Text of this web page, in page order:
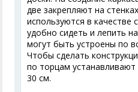
две закрепляют на
используются в
удобно сидеть и лепить
могут быть устроены по
Чтобы сделать
по торцам
30 см.